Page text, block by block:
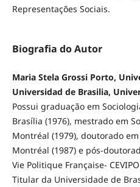
Representações Sociais.
Biografia do Autor
Maria Stela Grossi Porto,
Universidad de Brasilia,
Possui graduação em
Brasília (1976), mestrado em
Montréal (1979), doutorado
Montréal (1987) e pós-
Vie Politique Française-
Titular da Universidade de